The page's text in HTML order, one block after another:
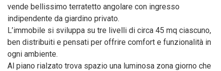
vende bellissimo terratetto angolare con ingresso
indipendente da giardino privato.
L’immobile si sviluppa su tre livelli di circa 45 mq ciascuno,
ben distribuiti e pensati per offrire comfort e funzionalità in
ogni ambiente.
Al piano rialzato trova spazio una luminosa zona giorno che